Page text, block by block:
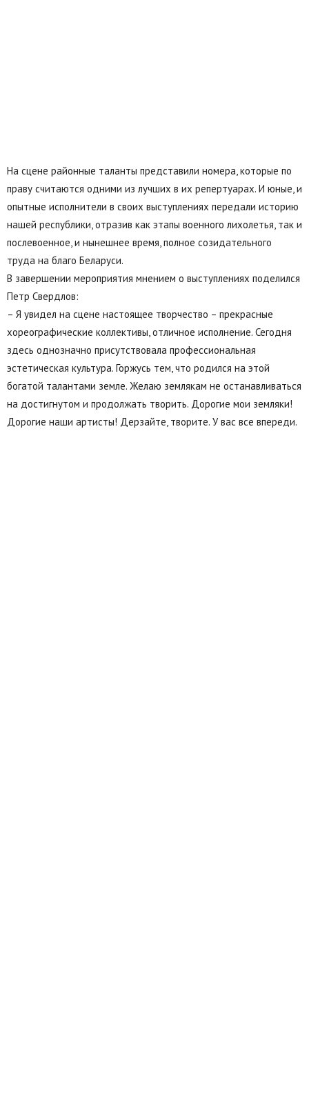
На сцене районные таланты представили номера, которые по
праву считаются одними из лучших в их репертуарах. И юные, и
опытные исполнители в своих выступлениях передали историю
нашей республики, отразив как этапы военного лихолетья, так и
послевоенное, и нынешнее время, полное созидательного
труда на благо Беларуси.
В завершении мероприятия мнением о выступлениях поделился
Петр Свердлов:
– Я увидел на сцене настоящее творчество – прекрасные
хореографические коллективы, отличное исполнение. Сегодня
здесь однозначно присутствовала профессиональная
эстетическая культура. Горжусь тем, что родился на этой
богатой талантами земле. Желаю землякам не останавливаться
на достигнутом и продолжать творить. Дорогие мои земляки!
Дорогие наши артисты! Дерзайте, творите. У вас все впереди.